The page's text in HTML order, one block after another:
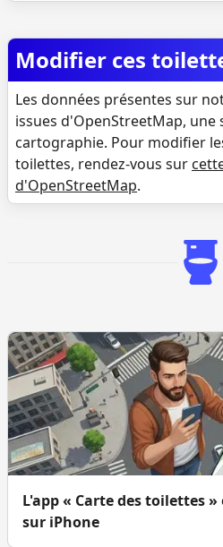
Modifier ces
Les données présentes sur
issues d'OpenStreetMap, une
cartographie. Pour modifier
toilettes, rendez-vous sur
d'OpenStreetMap.
L'app « Carte des toilettes
sur iPhone